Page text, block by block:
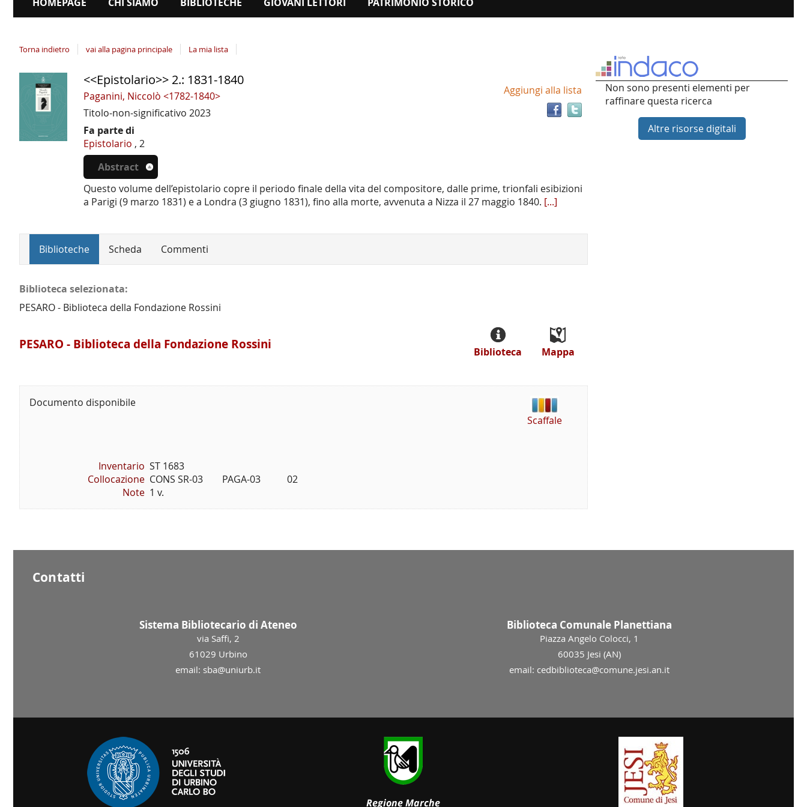
Torna indietro vai alla pagina principale La mia lista
Dettaglio
documento
Trova
documento
Aggiungi alla lista
<<Epistolario>> 2.: 1831-1840
Paganini, Niccolò <1782-1840>
Titolo-non-significativo 2023
Fa parte di
Epistolario , 2
Abstract
Questo volume dell’epistolario copre il periodo finale della vita del compositore, dalle prime, trionfali esibizioni
a Parigi (9 marzo 1831) e a Londra (3 giugno 1831), fino alla morte, avvenuta a Nizza il 27 maggio 1840. [...]
Biblioteche Scheda Commenti
Biblioteca selezionata:
PESARO - Biblioteca della Fondazione Rossini
PESARO - Biblioteca della Fondazione Rossini
Mappa
Biblioteca
Documento disponibile
Inventario ST 1683
Collocazione CONS SR-03        PAGA-03           02
Note 1 v.
Scaffale
Non sono presenti elementi per
raffinare questa ricerca
Altre risorse digitali
Contatti
Sistema Bibliotecario di Ateneo
via Saffi, 2
61029 Urbino
email: sba@uniurb.it
Biblioteca Comunale Planettiana
Piazza Angelo Colocci, 1
60035 Jesi (AN)
email: cedbiblioteca@comune.jesi.an.it